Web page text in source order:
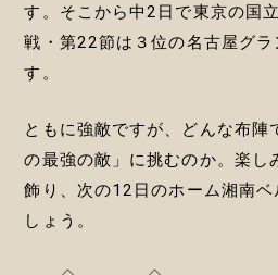
す。そこから中2日で東京の国
戦・第22節は３位の名古屋グ
す。
ともに強敵ですが、どんな布陣
の最強の敵」に挑むのか。楽し
飾り、次の12日のホーム湘南ベ
しょう。